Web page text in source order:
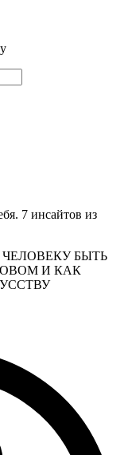
7 инсайтов из
БЫТЬ
И КАК